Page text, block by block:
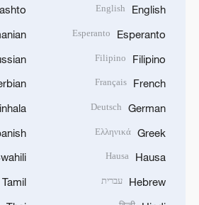
English
English
Esperanto
Esperanto
Filipino
Filipino
French
Français
German
Deutsch
Greek
Ελληνικά
Hausa
Hausa
Hebrew עברית Tamil